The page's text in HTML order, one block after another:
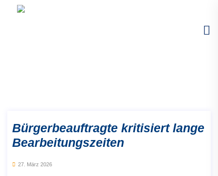
Bürgerbeauftragte kritisiert lange
Bearbeitungszeiten
27. März 2026